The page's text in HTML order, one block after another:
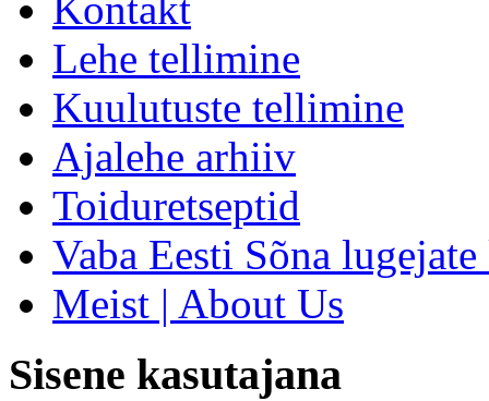
Kontakt
Lehe tellimine
Kuulutuste tellimine
Ajalehe arhiiv
Toiduretseptid
Vaba Eesti Sõna
Meist | About Us
Sisene kasutajana